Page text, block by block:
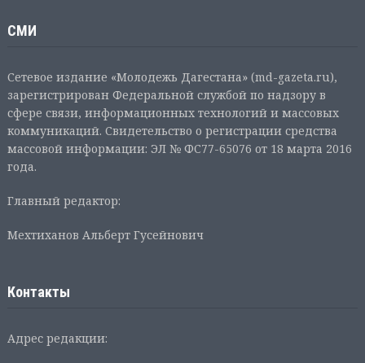
СМИ
Сетевое издание «Молодежь Дагестана» (md-gazeta.ru),
зарегистрирован Федеральной службой по надзору в
сфере связи, информационных технологий и массовых
коммуникаций. Свидетельство о регистрации средства
массовой информации: ЭЛ № ФС77-65076 от 18 марта 2016
года.
Главный редактор:
Мехтиханов Альберт Гусейнович
Контакты
Адрес редакции: